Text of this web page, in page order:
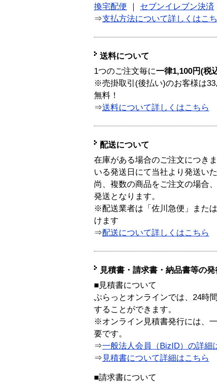
換宅配便
セブンイレブン決済
⇒支払方法について詳しくはこ
送料について
1つのご注文毎に一律1,100円(税
※売掛取引(後払い)のお客様は
無料！
⇒送料について詳しくはこちら
配送について
在庫がある場合のご注文につき
いる発送日にて当社より発送い
尚、複数の商品をご注文の場合
発送となります。
※配送業者は「佐川急便」また
けます
⇒配送について詳しくはこちら
見積書・請求書・納品書等の
■見積書について
ぷらっとオンラインでは、24時
することができます。
※オンライン見積書発行には、
要です。
⇒一般法人会員（BizID）の詳細
⇒ 見積書について詳細はこちら
■請求書について